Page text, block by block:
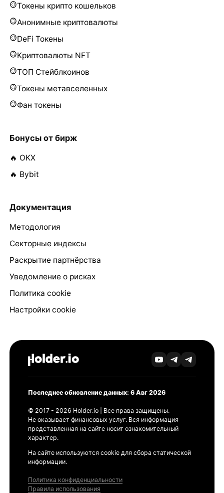
Токены крипто кошельков
Анонимные криптовалюты
DeFi Токены
Криптовалюты NFT
ТОП Стейблкоинов
Токены метавселенных
Фан токены
Бонусы от бирж
🔥 OKX
🔥 Bybit
Документация
Методология
Секторные индексы
Раскрытие партнёрства
Уведомление о рисках
Политика cookie
Настройки cookie
Последнее обновление данных: 6 Авг 2026
© 2017 - 2026 Holder.io | Все права защищены.
Не оказывает финансовых услуг. Вся информация
представленная на сайте носит ознакомительный
характер.
На сайте используются cookie для сбора статической
информации.
Политика конфиденциальности
Правила использования